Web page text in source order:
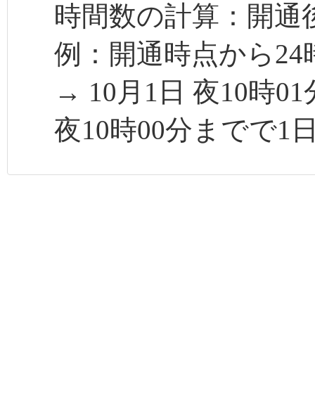
時間数の計算：開通
例：開通時点から24
→ 10月1日 夜10時
夜10時00分までで1